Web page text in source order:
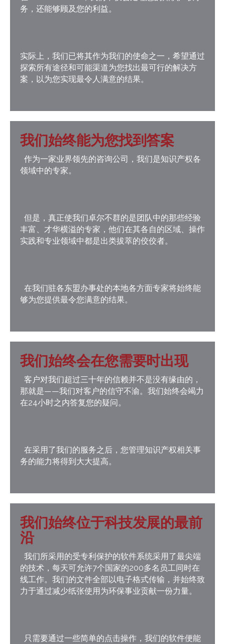
务，还能够顾及您的利益。
实际上，我们已将其作为我们的使命之一，希望通过
探索所有途径和可能渠道为您找出最可行的解决方
案，以为您实现最令人满意的结果。
我们始终能为您找到答案
作为一家业界领先的咨询公司，我们是知识产权各
领域中的专家。
但是，真正使我们卓尔不群的是团队中的那些经验
丰富、才华横溢的专家，他们在其各自的区域、操作
实践和专业领域中都是出类拔萃的佼佼者。
在我们驻各东盟办事处的本地各方面专家将始终能
够为您提供最令您满意的结果。
我们始终会在您需要时出现
客户对我们超过三十年的信赖并不是没有缘由的，
那就是——我们对客户的信守不渝。我们始终会竭力
在24小时之内答复您的疑问。
在采用了我们的服务之后，您管理知识产权相关事
务的能力将得到大大提高。
我们始终位于科技发展的最前
沿
我们所采用的受专利保护的软件系统采用了最尖端
的技术，每天可允许7个国家的200多名员工同时在
线工作。我们的文件全部以电子格式传输，并始终致
力于通过减少纸张使用为环保事业贡献一份力量。
只需要通过一些简单的点击操作，我们的软件便能